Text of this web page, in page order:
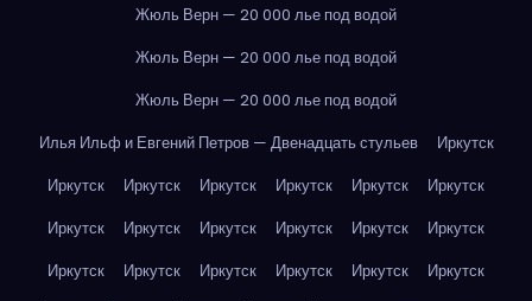
Жюль Верн — 20 000 лье под водой
Жюль Верн — 20 000 лье под водой
Жюль Верн — 20 000 лье под водой
Илья Ильф и Евгений Петров — Двенадцать стульев
Иркутск
Иркутск
Иркутск Иркутск Иркутск Иркутск
Иркутск
Иркутск
Иркутск Иркутск Иркутск Иркутск
Иркутск
Иркутск
Иркутск Иркутск Иркутск Иркутск
Иркутск